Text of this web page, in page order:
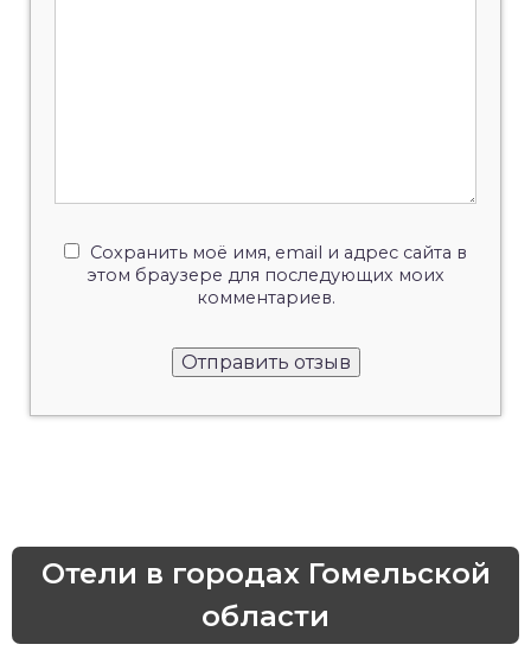
Сохранить моё имя, email и адрес сайта в
этом браузере для последующих моих
комментариев.
Отели в городах Гомельской
области